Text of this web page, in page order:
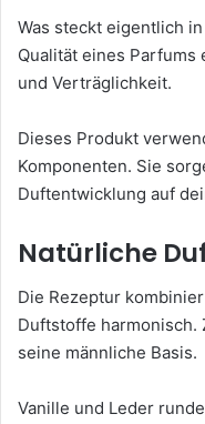
Was steckt eigentlich
Qualität eines
und Verträglichkeit.
Dieses Produkt
Komponenten. Sie
Duftentwicklung auf
Natürliche
Die Rezeptur
Duftstoffe
seine männliche Basis.
Vanille und Leder